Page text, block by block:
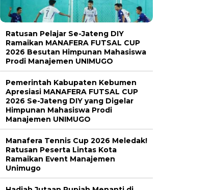
Ratusan Pelajar Se-Jateng DIY
Ramaikan MANAFERA FUTSAL CUP
2026 Besutan Himpunan Mahasiswa
Prodi Manajemen UNIMUGO
Pemerintah Kabupaten Kebumen
Apresiasi MANAFERA FUTSAL CUP
2026 Se-Jateng DIY yang Digelar
Himpunan Mahasiswa Prodi
Manajemen UNIMUGO
Manafera Tennis Cup 2026 Meledak!
Ratusan Peserta Lintas Kota
Ramaikan Event Manajemen
Unimugo